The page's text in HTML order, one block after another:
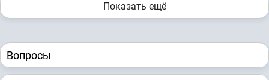
Показать ещё
Вопросы